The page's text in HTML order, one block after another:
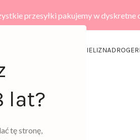
lat?
tę stronę,
przesyłki pakujemy w dyskretne
BIELIZNA